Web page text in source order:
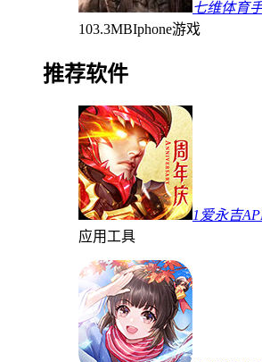
七维体育
103.3MBIphone游戏
推荐软件
1爱永吉
应用工具